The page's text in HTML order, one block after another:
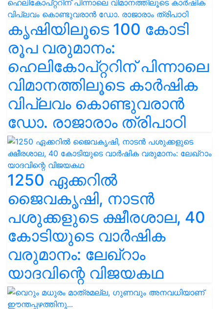
കൃഷിയിലൂടെ 100 കോടി
രൂപ വരുമാനം:
ഹെലികോപ്റ്ററിന് പിന്നാലെ
വിമാനത്തിലൂടെ കാർഷിക
വിപ്ലവം കൊണ്ടുവരാൻ
ഡോ. രാജാരാം ത്രിപാഠി
1250 ഏക്കറിൽ
ജൈവകൃഷി, നാടൻ
പശുക്കളുടെ ക്ഷീരശാല, 40
കോടിയുടെ വാർഷിക
വരുമാനം: ലേഖ്‌റാം
യാദവിന്റെ വിജയകഥ